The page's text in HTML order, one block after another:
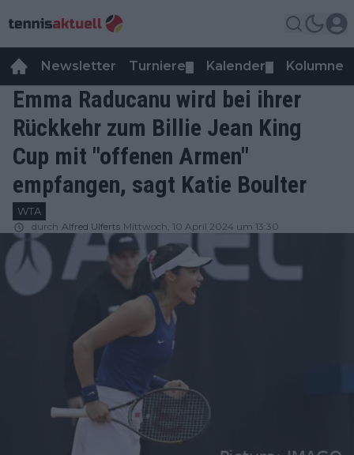
Newsletter Turniere Kalender Kolumnen
Emma Raducanu wird bei ihrer
Rückkehr zum Billie Jean King
Cup mit "offenen Armen"
empfangen, sagt Katie Boulter
WTA
durch Alfred Ulferts Mittwoch, 10 April 2024 um 13:30